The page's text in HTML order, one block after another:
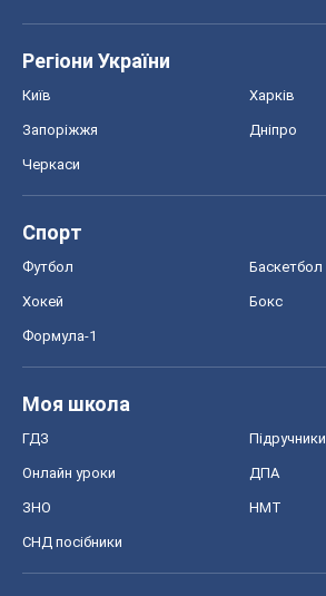
Регіони України
Київ Харків
Запоріжжя Дніпро
Черкаси
Спорт
Футбол Баскетбол
Хокей Бокс
Формула-1
Моя школа
ГДЗ Підручники
Онлайн уроки ДПА
ЗНО НМТ
СНД посібники